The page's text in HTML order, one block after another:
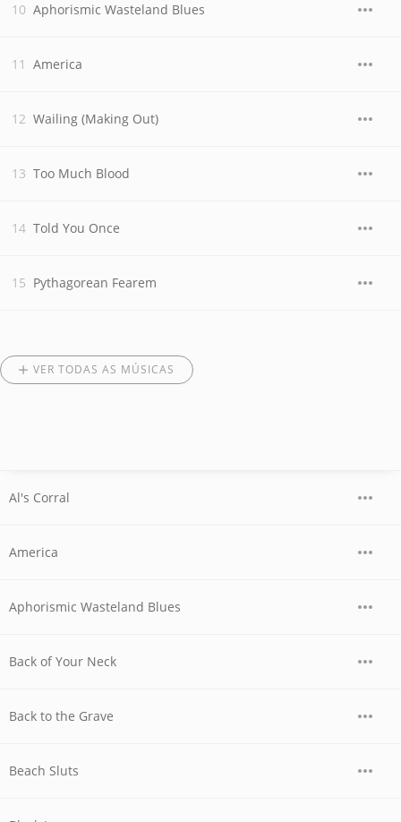
Aphorismic Wasteland Blues
America
Wailing (Making Out)
Too Much Blood
Told You Once
Pythagorean Fearem
VER TODAS AS MÚSICAS
Al's Corral
America
Aphorismic Wasteland Blues
Back of Your Neck
Back to the Grave
Beach Sluts